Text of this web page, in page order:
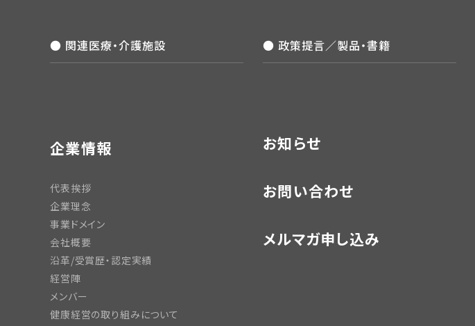
● 関連医療・介護施設 ● 政策提言／製品・書籍
企業情報
代表挨拶
企業理念
事業ドメイン
会社概要
沿革/受賞歴・認定実績
経営陣
メンバー
健康経営の取り組みについて
お知らせ
お問い合わせ
メルマガ申し込み